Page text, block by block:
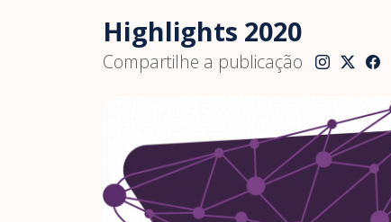
Highlights 2020
Compartilhe a publicação